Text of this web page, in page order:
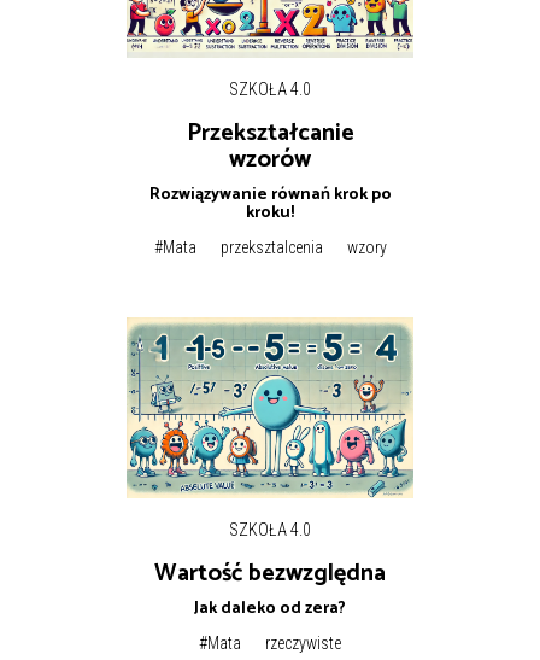
SZKOŁA 4.0
Przekształcanie
wzorów
Rozwiązywanie równań krok po
kroku!
#Mata przeksztalcenia wzory
SZKOŁA 4.0
Wartość bezwzględna
Jak daleko od zera?
#Mata rzeczywiste